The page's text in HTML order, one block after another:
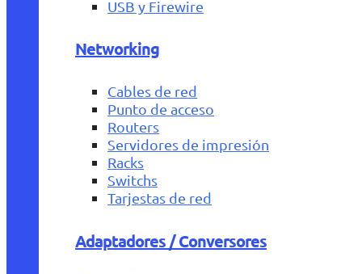
USB y Firewire
Networking
Cables de red
Punto de acceso
Routers
Servidores de impresión
Racks
Switchs
Tarjestas de red
Adaptadores / Conversores